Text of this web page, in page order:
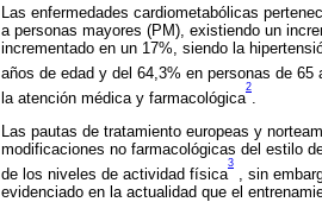
Las enfermedades cardiometabólicas
a personas mayores (PM), existiendo un
incrementado en un 17%, siendo la
años de edad y del 64,3% en personas de 65
la atención médica y farmacológica
2
Las pautas de tratamiento europeas y
modificaciones no farmacológicas del estilo
de los niveles de actividad física
3
, sin
evidenciado en la actualidad que el